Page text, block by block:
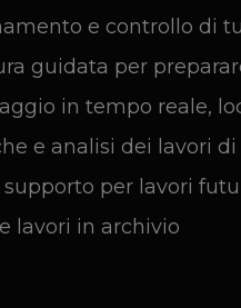
e controllo di
guidata per
in tempo reale,
e analisi dei lavori
supporto per lavori
lavori in archivio